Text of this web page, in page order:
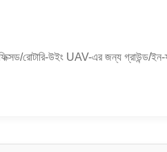
রোটারি-উইং UAV-এর জন্য গ্রাউন্ড/ইন-